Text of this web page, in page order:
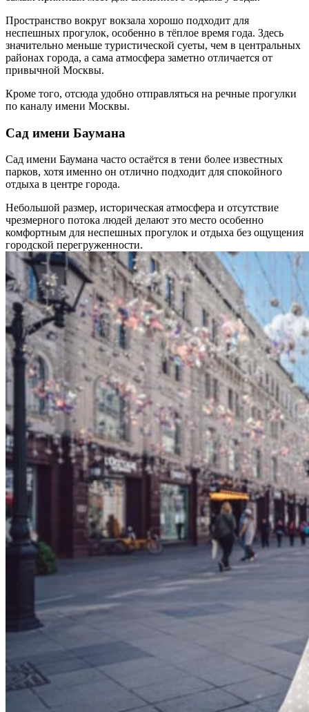
Пространство вокруг вокзала хорошо подходит для
неспешных прогулок, особенно в тёплое время года. Здесь
значительно меньше туристической суеты, чем в центральных
районах города, а сама атмосфера заметно отличается от
привычной Москвы.
Кроме того, отсюда удобно отправляться на речные прогулки
по каналу имени Москвы.
Сад имени Баумана
Сад имени Баумана часто остаётся в тени более известных
парков, хотя именно он отлично подходит для спокойного
отдыха в центре города.
Небольшой размер, историческая атмосфера и отсутствие
чрезмерного потока людей делают это место особенно
комфортным для неспешных прогулок и отдыха без ощущения
городской перегруженности.